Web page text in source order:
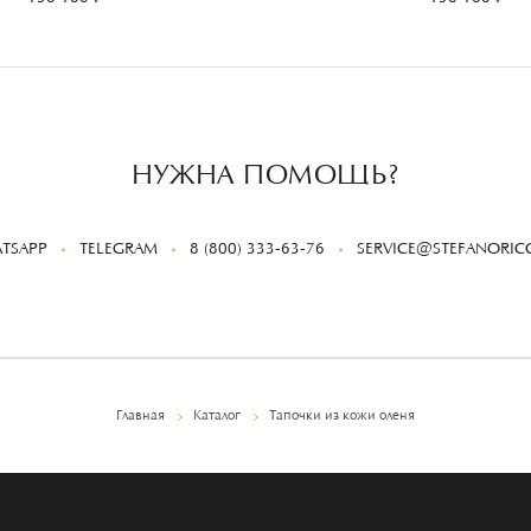
НУЖНА ПОМОЩЬ?
TELEGRAM 8 (800) 333-63-76
Главная Каталог Тапочки из кожи оленя